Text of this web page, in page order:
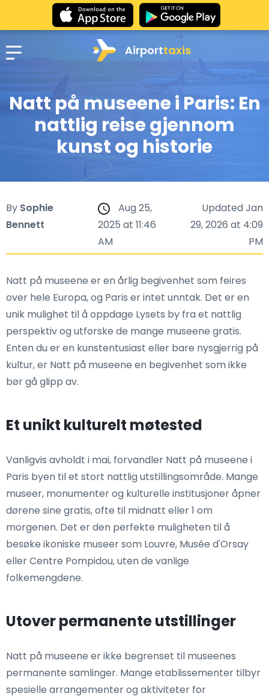
Airporttaxis
Natt på museene i Paris: En
nattlig reise gjennom
kunst og historie
By Sophie
Bennett
Aug 25,
2025 at 11:46
AM
Updated Jan
29, 2026 at 4:09
PM
Natt på museene er en årlig begivenhet som feires
over hele Europa, og Paris er intet unntak. Det er en
unik mulighet til å oppdage Lysets by fra et nattlig
perspektiv og utforske de mange museene gratis.
Enten du er en kunstentusiast eller bare nysgjerrig på
kultur, er Natt på museene en begivenhet som ikke
bør gå glipp av.
Et unikt kulturelt møtested
Vanligvis avholdt i mai, forvandler Natt på museene i
Paris byen til et stort nattlig utstillingsområde. Mange
museer, monumenter og kulturelle institusjoner åpner
dørene sine gratis, ofte til midnatt eller 1 om
morgenen. Det er den perfekte muligheten til å
besøke ikoniske museer som Louvre, Musée d'Orsay
eller Centre Pompidou, uten de vanlige
folkemengdene.
Utover permanente utstillinger
Natt på museene er ikke begrenset til museenes
permanente samlinger. Mange etablissementer tilbyr
spesielle arrangementer og aktiviteter for